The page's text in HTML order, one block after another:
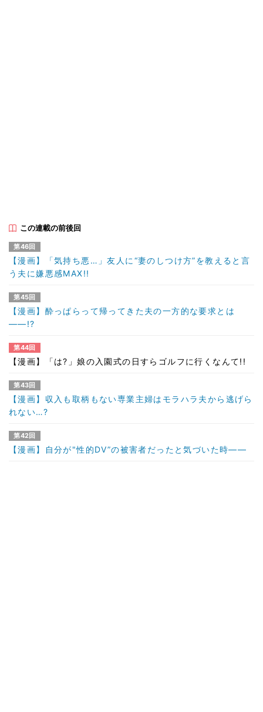
この連載の前後回
第46回
【漫画】「気持ち悪…」友人に“妻のしつけ方”を教えると言
う夫に嫌悪感MAX!!
第45回
【漫画】酔っぱらって帰ってきた夫の一方的な要求とは
――!?
第44回
【漫画】「は?」娘の入園式の日すらゴルフに行くなんて!!
第43回
【漫画】収入も取柄もない専業主婦はモラハラ夫から逃げら
れない…?
第42回
【漫画】自分が"性的DV”の被害者だったと気づいた時――